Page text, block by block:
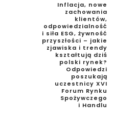
Inflacja, nowe
zachowania
klientów,
odpowiedzialność
i siła ESG, żywność
przyszłości – jakie
zjawiska i trendy
kształtują dziś
polski rynek?
Odpowiedzi
poszukają
uczestnicy XVI
Forum Rynku
Spożywczego
i Handlu